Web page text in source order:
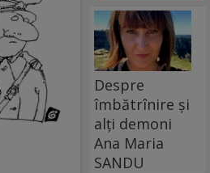
Despre
îmbătrînire și
alți demoni
Ana Maria
SANDU